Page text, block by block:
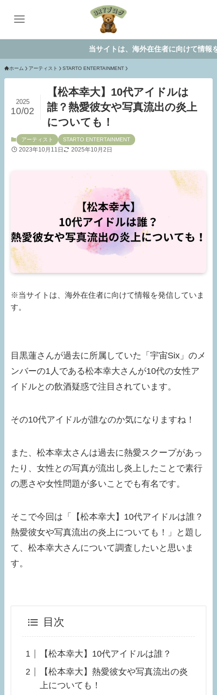
当サイトは、海外在住者に向けて情報を発信し
ホーム アーティスト STARTO ENTERTAINMENT
【松本幸大】10代アイドルは
誰？熱愛彼女や写真流出の炎上
についても！
2025
10/02
アーティスト STARTO ENTERTAINMENT
2023年10月11日 2025年10月2日
※当サイトは、海外在住者に向けて情報を発信していま
す。
目黒蓮さんが過去に所属していた「宇宙Six」のメ
ンバーの1人である松本幸大さんが10代の女性ア
イドルとの飲酒疑惑で注目されています。
その10代アイドルが誰なのか気になりますね！
また、松本幸太さんは過去に熱愛スクープがあっ
たり、女性との写真が流出し炎上したことで素行
の悪さや女性問題が多いことでも有名です。
そこで今回は「【松本幸大】10代アイドルは誰？
熱愛彼女や写真流出の炎上についても！」と題し
て、松本幸大さんについて調査したいと思いま
す。
目次
【松本幸大】10代アイドルは誰？
【松本幸大】熱愛彼女や写真流出の炎
上についても！